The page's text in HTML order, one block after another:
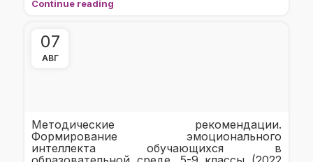
Continue reading
07
АВГ
Методические рекомендации.
Формирование эмоционального
интеллекта обучающихся в